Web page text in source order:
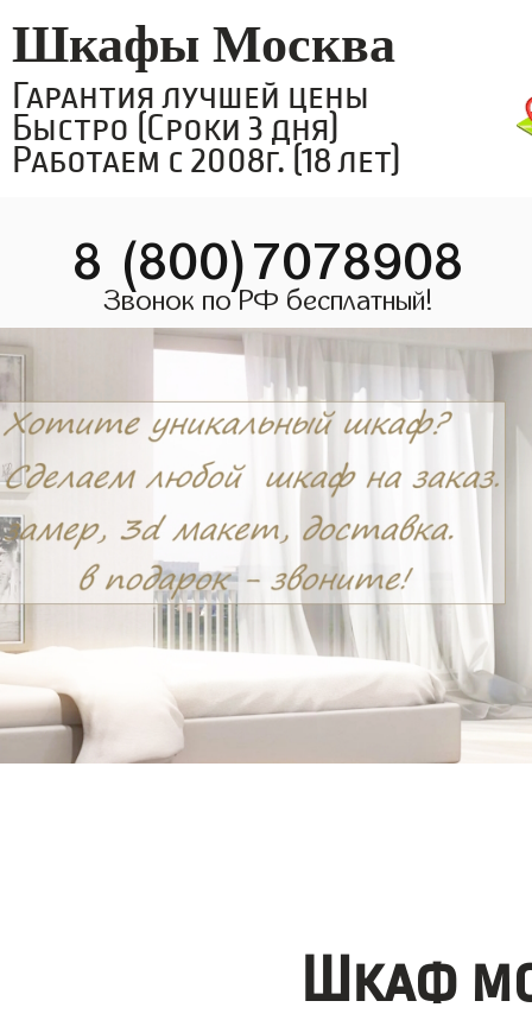
Шкафы Москва
Гарантия лучшей цены
Быстро (Сроки 3 дня)
Работаем с 2008г. (18 лет)
8 (800)7078908
Звонок по РФ бесплатный!
Шкаф